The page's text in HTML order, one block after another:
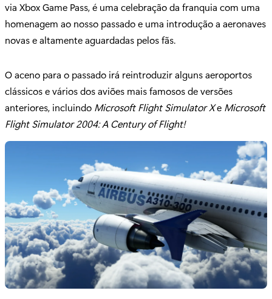
via Xbox Game Pass, é uma celebração da franquia com uma
homenagem ao nosso passado e uma introdução a aeronaves
novas e altamente aguardadas pelos fãs.
O aceno para o passado irá reintroduzir alguns aeroportos
clássicos e vários dos aviões mais famosos de versões
anteriores, incluindo Microsoft Flight Simulator Xe Microsoft
Flight Simulator 2004: A Century of Flight!